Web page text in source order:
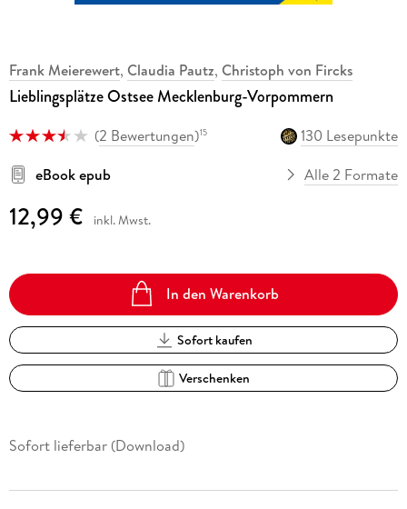
Frank Meierewert, Claudia Pautz, Christoph von Fircks
Lieblingsplätze Ostsee Mecklenburg-Vorpommern
(2 Bewertungen)15
130 Lesepunkte
eBook epub
Alle 2 Formate
12,99 € inkl. Mwst.
In den Warenkorb
Sofort kaufen
Verschenken
Sofort lieferbar (Download)